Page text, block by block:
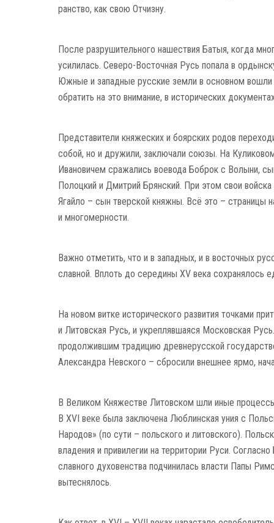
ранство, как свою Отчизну.
После разру­ши­тельного нашествия Батыя, когда
усилилась. Северо-Восточная Русь попала в
Южные и западные русские земли в основном вошли
обра­тить на это внимание, в исто­­рических
Представители княжеских и боярских родов
собой, но и дружили, заключали союзы. На
Ивановичем сражались воевода Боброк с Волыни,
Полоцкий и Дмитрий Брянский. При этом свои
Ягайло – сын тверской княж­ны. Всё это – страницы
и многомерности.
Важно отметить, что и в западных, и в восточных
славной. Вплоть до середины XV века сохра­ня­лось
На новом витке исторического развития точками
и Литовская Русь, и укреплявшаяся Московская
продол­жив­шим традицию древнерусской
Алексан­дра Невс­кого – сбросили внешнее ярмо,
В Великом Княжестве Литовском шли иные
В XVI веке была зак­лю­чена Люблинская уния с
Народов» (по сути – польского и литовского).
владения и при­ви­легии на территории Руси.
славного духо­венства подчи­нилась власти Папы
вытеснялось.